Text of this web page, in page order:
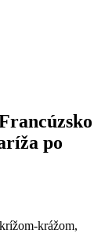
po
krážom,